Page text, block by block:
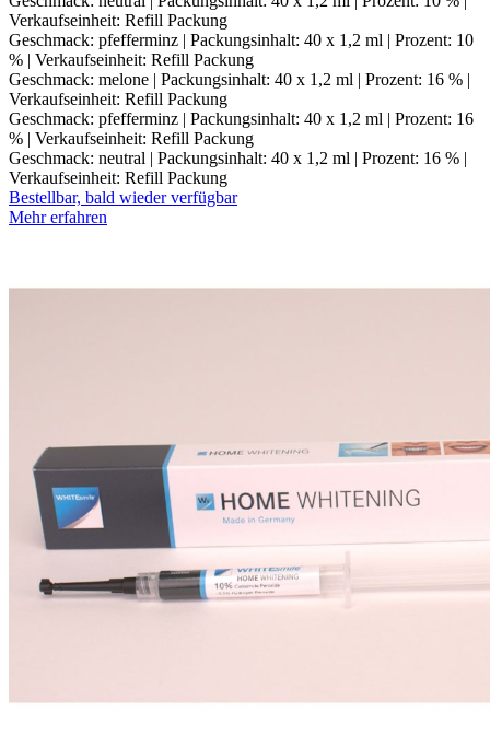
Verkaufseinheit: Refill Packung
Geschmack: pfefferminz | Packungsinhalt: 40 x 1,2 ml | Prozent: 10
% | Verkaufseinheit: Refill Packung
Geschmack: melone | Packungsinhalt: 40 x 1,2 ml | Prozent: 16 % |
Verkaufseinheit: Refill Packung
Geschmack: pfefferminz | Packungsinhalt: 40 x 1,2 ml | Prozent: 16
% | Verkaufseinheit: Refill Packung
Geschmack: neutral | Packungsinhalt: 40 x 1,2 ml | Prozent: 16 % |
Verkaufseinheit: Refill Packung
Bestellbar, bald wieder verfügbar
Mehr erfahren